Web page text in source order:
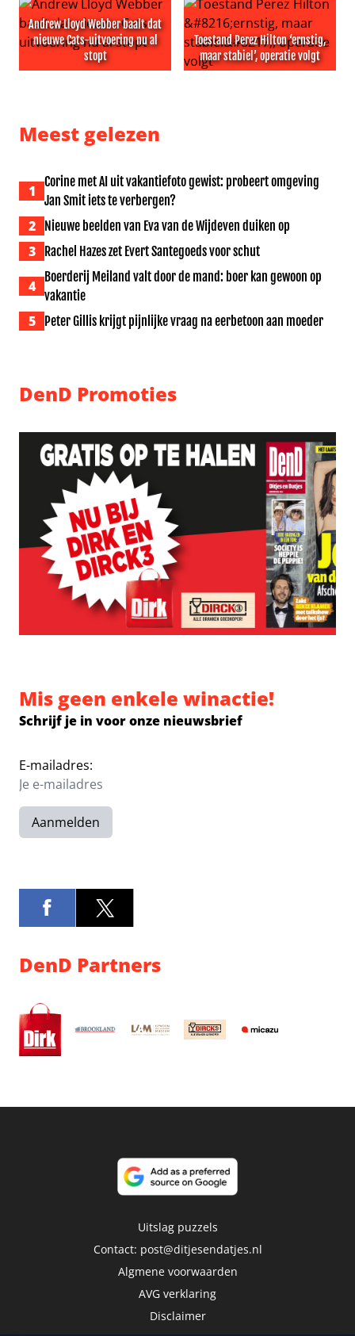
Andrew Lloyd Webber baalt dat
nieuwe Cats-uitvoering nu al
stopt
Toestand Perez Hilton ‘ernstig,
maar stabiel’, operatie volgt
Meest gelezen
1
Corine met AI uit vakantiefoto gewist: probeert omgeving
Jan Smit iets te verbergen?
2 Nieuwe beelden van Eva van de Wijdeven duiken op
3 Rachel Hazes zet Evert Santegoeds voor schut
4
Boerderij Meiland valt door de mand: boer kan gewoon op
vakantie
5 Peter Gillis krijgt pijnlijke vraag na eerbetoon aan moeder
DenD Promoties
Mis geen enkele winactie!
Schrijf je in voor onze nieuwsbrief
E-mailadres:
Aanmelden
DenD Partners
Uitslag puzzels
Contact: post@ditjesendatjes.nl
Algmene voorwaarden
AVG verklaring
Disclaimer